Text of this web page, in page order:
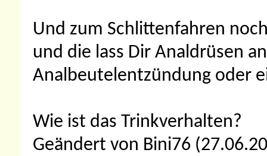
Und zum Schlittenfahren
und die lass Dir Analdrüsen
Analbeutelentzündung oder
Wie ist das Trinkverhalten?
Geändert von Bini76